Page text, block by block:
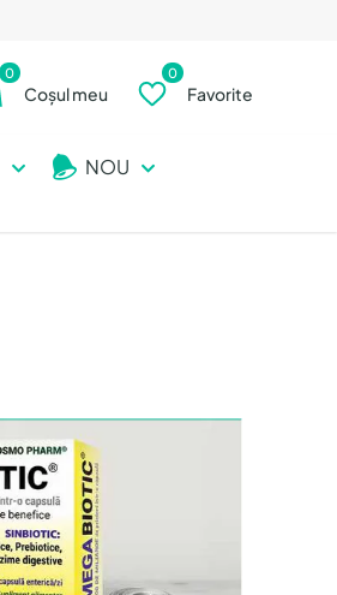
0
Coșul meu
0
Favorite
NOU